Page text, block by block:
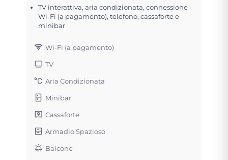
TV interattiva, aria condizionata, connessione
Wi-Fi (a pagamento), telefono, cassaforte e
minibar
Wi-Fi (a pagamento)
TV
Aria Condizionata
Minibar
Cassaforte
Armadio Spazioso
Balcone